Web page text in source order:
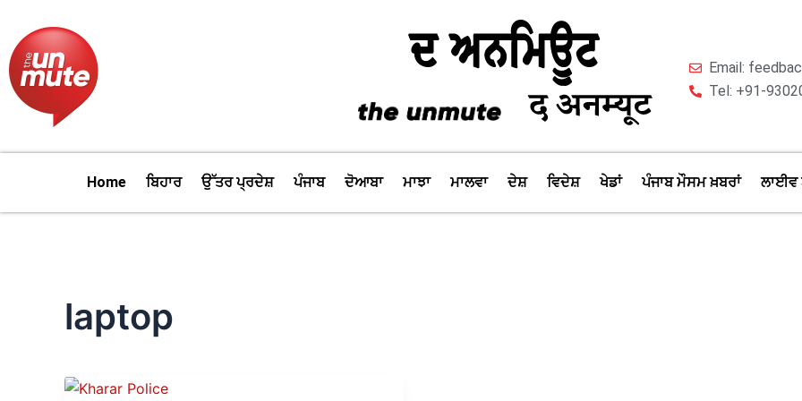
content
Email:
Tel: +91-
Home ਬਿਹਾਰ ਉੱਤਰ ਪ੍ਰਦੇਸ਼ ਪੰਜਾਬ ਦੋਆਬਾ ਮਾਝਾ ਮਾਲਵਾ ਦੇਸ਼ ਵਿਦੇਸ਼ ਖੇਡਾਂ ਪੰਜਾਬ ਮੌਸਮ ਖ਼ਬਰਾਂ ਲਾਈਵ
laptop